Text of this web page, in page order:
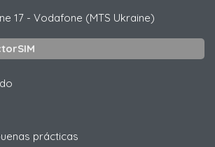
17 - Vodafone (MTS Ukraine)
prácticas